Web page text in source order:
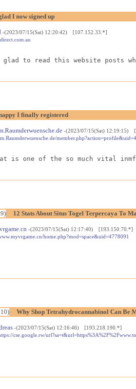
I now signed up
-(2023/07/15(Sat) 12:20:42) [107.152.33.*]
to read this website posts
I finally registered
-(2023/07/15(Sat) 12:19:15)
is one of the so much vital
12 Stats About Situs Togel Terpercaya To
-(2023/07/15(Sat) 12:17:40) [193.150.70.*]
home.php?mod=space&uid=4778091
Why Shop Tetrahydrocannabinol Can Be
-(2023/07/15(Sat) 12:16:46) [193.218.190.*]
cse.google.rw/